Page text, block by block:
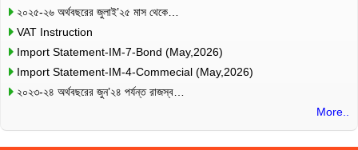
২০২৫-২৬ অর্থবছরের জুলাই’২৫ মাস থেকে…
VAT Instruction
Import Statement-IM-7-Bond (May,2026)
Import Statement-IM-4-Commecial (May,2026)
২০২৩-২৪ অর্থবছরের জুন’২৪ পর্যন্ত রাজস্ব…
More..